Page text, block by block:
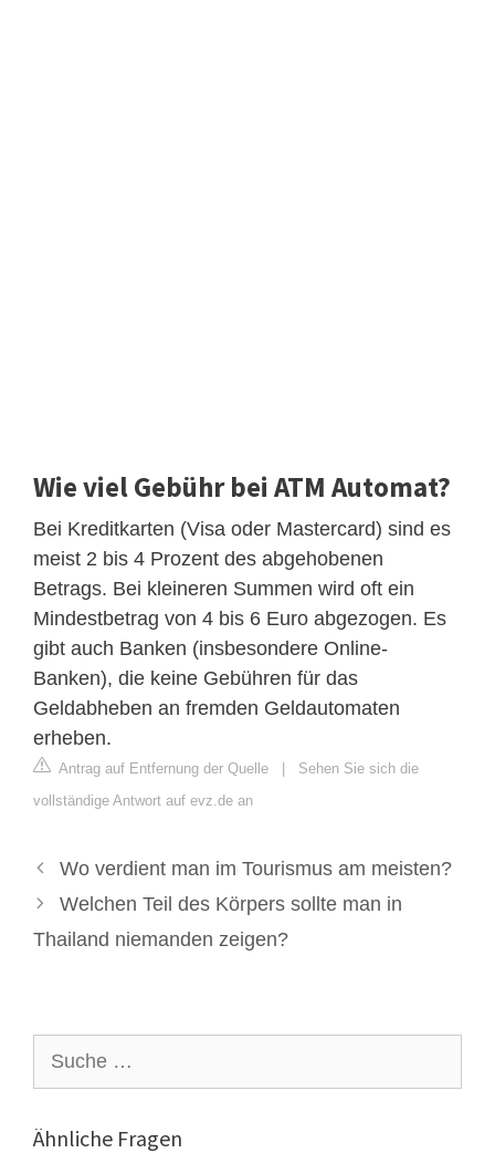
Wie viel Gebühr bei ATM Automat?
Bei Kreditkarten (Visa oder Mastercard) sind es
meist 2 bis 4 Prozent des abgehobenen
Betrags. Bei kleineren Summen wird oft ein
Mindestbetrag von 4 bis 6 Euro abgezogen. Es
gibt auch Banken (insbesondere Online-
Banken), die keine Gebühren für das
Geldabheben an fremden Geldautomaten
erheben.
Antrag auf Entfernung der Quelle | Sehen Sie sich die
vollständige Antwort auf evz.de an
Wo verdient man im Tourismus am meisten?
Welchen Teil des Körpers sollte man in
Thailand niemanden zeigen?
nach:
Ähnliche Fragen